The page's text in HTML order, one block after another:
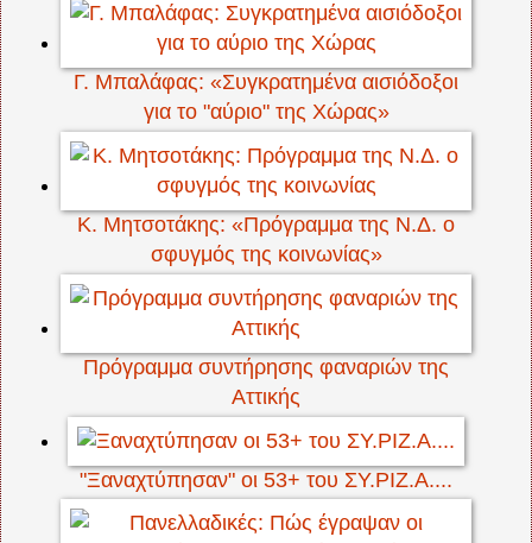
Γ. Μπαλάφας: «Συγκρατημένα αισιόδοξοι
για το "αύριο" της Χώρας»
Κ. Μητσοτάκης: «Πρόγραμμα της Ν.Δ. ο
σφυγμός της κοινωνίας»
Πρόγραμμα συντήρησης φαναριών της
Αττικής
"Ξαναχτύπησαν" οι 53+ του ΣΥ.ΡΙΖ.Α....